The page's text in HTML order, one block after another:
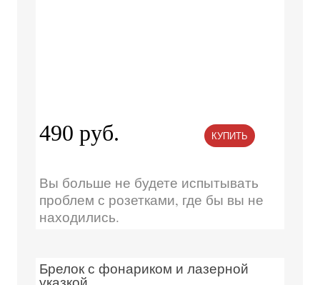
490 руб. КУПИТЬ
Вы больше не будете испытывать
проблем с розетками, где бы вы не
находились.
Брелок с фонариком и лазерной